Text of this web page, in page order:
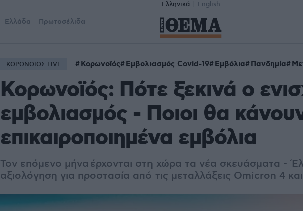
Ελληνικά English
Ελλάδα Πρωτοσέλιδα
ΚΟΡΩΝΟΙΟΣ LIVE Κορωνοϊός Εμβολιασμός Covid-19 Εμβόλια Πανδημία
Κορωνοϊός: Πότε ξεκινά ο
εμβολιασμός - Ποιοι θα
επικαιροποιημένα εμβόλια
Τον επόμενο μήνα έρχονται στη χώρα τα νέα σκευάσματα -
αξιολόγηση για προστασία από τις μεταλλάξεις Omicron 4